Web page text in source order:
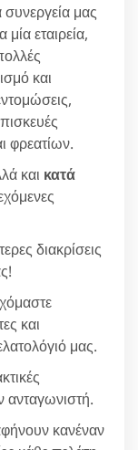
μας
εταιρεία,
και
φρεατίων.
και κατά
διακρίσεις
και
μας.
ανταγωνιστή.
κανέναν